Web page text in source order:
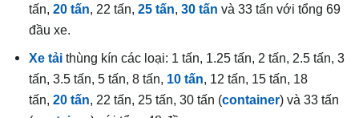
tấn,20 tấn, 22 tấn,25 tấn,30 tấn và 33 tấn với tổng 69
đầu xe.
Xe tải thùng kín các loại: 1 tấn, 1.25 tấn, 2 tấn, 2.5 tấn, 3
tấn, 3.5 tấn, 5 tấn, 8 tấn, 10 tấn, 12 tấn, 15 tấn, 18
tấn,20 tấn, 22 tấn, 25 tấn, 30 tấn (container) và 33 tấn